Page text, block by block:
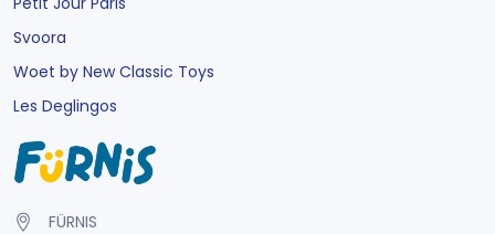
Svoora
Woet by New Classic Toys
Les Deglingos
FÜRNIS